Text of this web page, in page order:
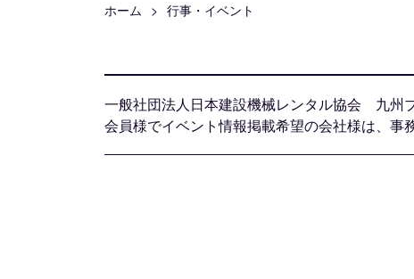
ホーム 行事・イベント
一般社団法人日本建設機械レンタル協会 九州
会員様でイベント情報掲載希望の会社様は、事